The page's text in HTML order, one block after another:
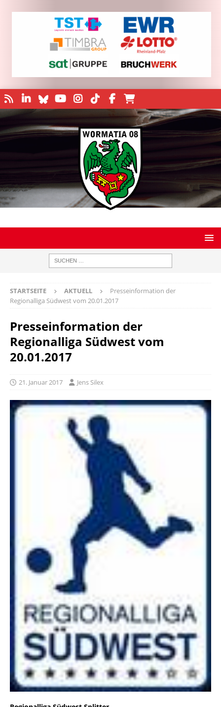
STARTSEITE AKTUELL
Presseinformation der
Regionalliga Südwest vom 20.01.2017
Presseinformation der
Regionalliga Südwest vom
20.01.2017
21. Januar 2017 Jens Silex